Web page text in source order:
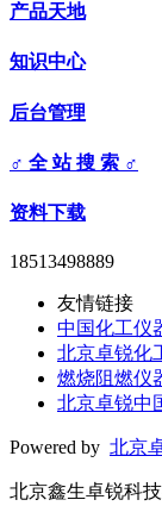
产品天地
知识中心
后台管理
♂ 全 站 搜 索 ♂
资料下载
18513498889
友情链接
中国化工仪
北京卓锐化
燃烧阻燃仪
北京卓锐中
Powered by 北京
北京鑫生卓锐科